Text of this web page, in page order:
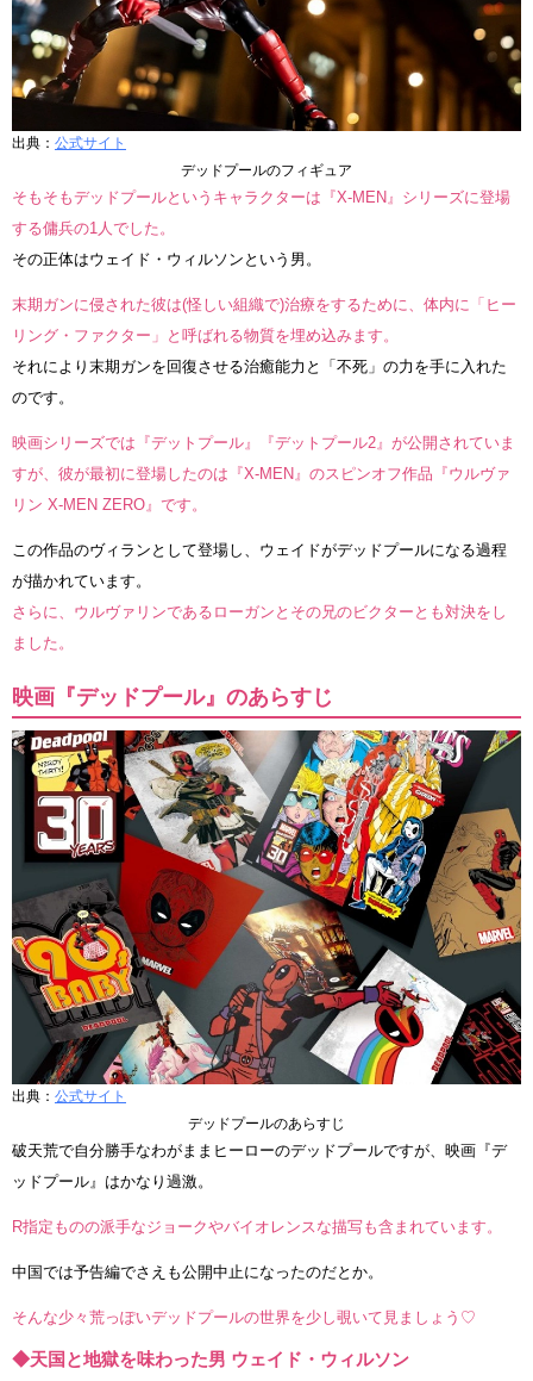
出典： 公式サイト
デッドプールのフィギュア
そもそもデッドプールというキャラクターは『X-MEN』シリーズに登場
する傭兵の1人でした。
その正体はウェイド・ウィルソンという男。
末期ガンに侵された彼は(怪しい組織で)治療をするために、体内に「ヒー
リング・ファクター」と呼ばれる物質を埋め込みます。
それにより末期ガンを回復させる治癒能力と「不死」の力を手に入れた
のです。
映画シリーズでは『デットプール』『デットプール2』が公開されていま
すが、彼が最初に登場したのは『X-MEN』のスピンオフ作品『ウルヴァ
リン X-MEN ZERO』です。
この作品のヴィランとして登場し、ウェイドがデッドプールになる過程
が描かれています。
さらに、ウルヴァリンであるローガンとその兄のビクターとも対決をし
ました。
映画『デッドプール』のあらすじ
出典： 公式サイト
デッドプールのあらすじ
破天荒で自分勝手なわがままヒーローのデッドプールですが、映画『デ
ッドプール』はかなり過激。
R指定ものの派手なジョークやバイオレンスな描写も含まれています。
中国では予告編でさえも公開中止になったのだとか。
そんな少々荒っぽいデッドプールの世界を少し覗いて見ましょう♡
◆天国と地獄を味わった男 ウェイド・ウィルソン